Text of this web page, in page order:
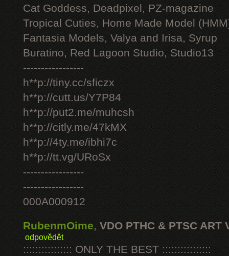
Cat Goddess, Deadpixel, PZ-magazine
Tropical Cuties, Home Made Model
Fantasia Models, Valya and Irisa, Syrup
Buratino, Red Lagoon Studio, Studio13
-----------------
h**p://tiny.cc/sficzx
h**p://cutt.us/Y7P84
h**p://put2.me/muhcsh
h**p://citly.me/47kMX
h**p://4ty.me/ibhi7c
h**p://tt.vg/URoSx
-----------------
-----------------
000A000912
RubenmOime, VDO PTHC & PTSC ART
odpovědět
:::::::::::::::: ONLY THE BEST ::::::::::::::::